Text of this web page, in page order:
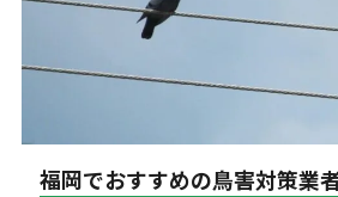
福岡でおすすめの鳥害対策業